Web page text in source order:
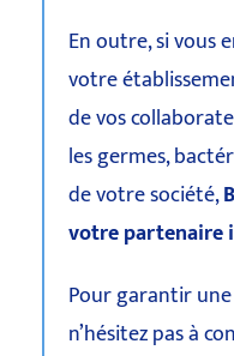
En outre, si vous
votre
de vos
les germes,
de votre société,
votre partenaire
Pour garantir
n’hésitez pas à